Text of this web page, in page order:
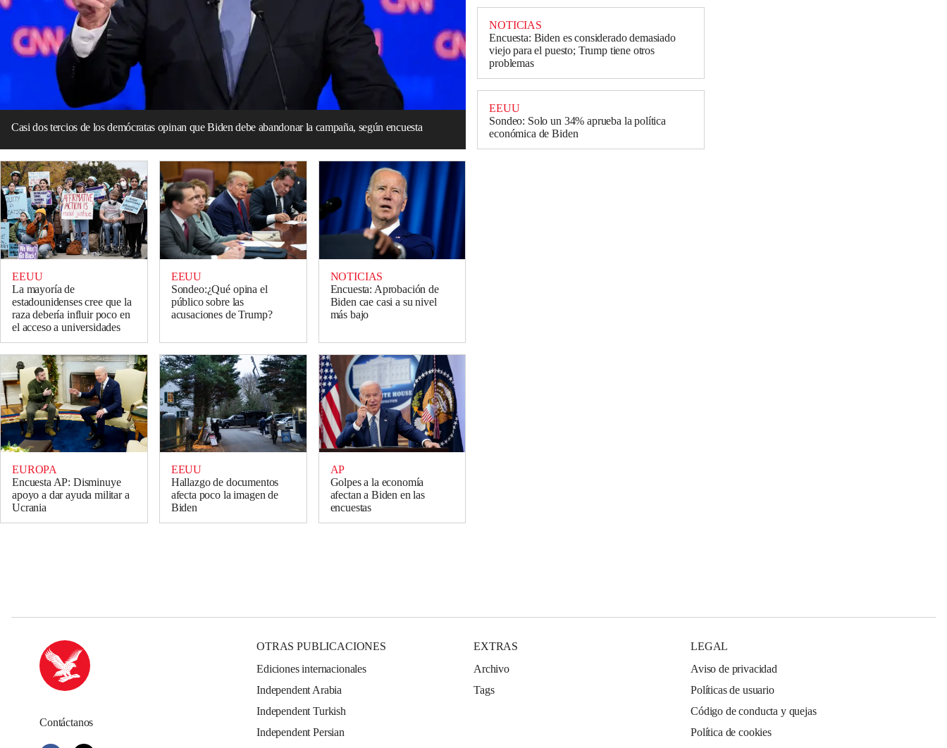
Casi dos tercios de los demócratas opinan que Biden debe abandonar la campaña, según encuesta
NOTICIAS
Encuesta: Biden es considerado demasiado
viejo para el puesto; Trump tiene otros
problemas
EEUU
Sondeo: Solo un 34% aprueba la política
económica de Biden
EEUU
La mayoría de
estadounidenses cree que la
raza debería influir poco en
el acceso a universidades
EEUU
Sondeo:¿Qué opina el
público sobre las
acusaciones de Trump?
NOTICIAS
Encuesta: Aprobación de
Biden cae casi a su nivel
más bajo
EUROPA
Encuesta AP: Disminuye
apoyo a dar ayuda militar a
Ucrania
EEUU
Hallazgo de documentos
afecta poco la imagen de
Biden
AP
Golpes a la economía
afectan a Biden en las
encuestas
Contáctanos
OTRAS PUBLICACIONES
Ediciones internacionales
Independent Arabia
Independent Turkish
Independent Persian
EXTRAS
Archivo
Tags
LEGAL
Aviso de privacidad
Políticas de usuario
Código de conducta y quejas
Política de cookies